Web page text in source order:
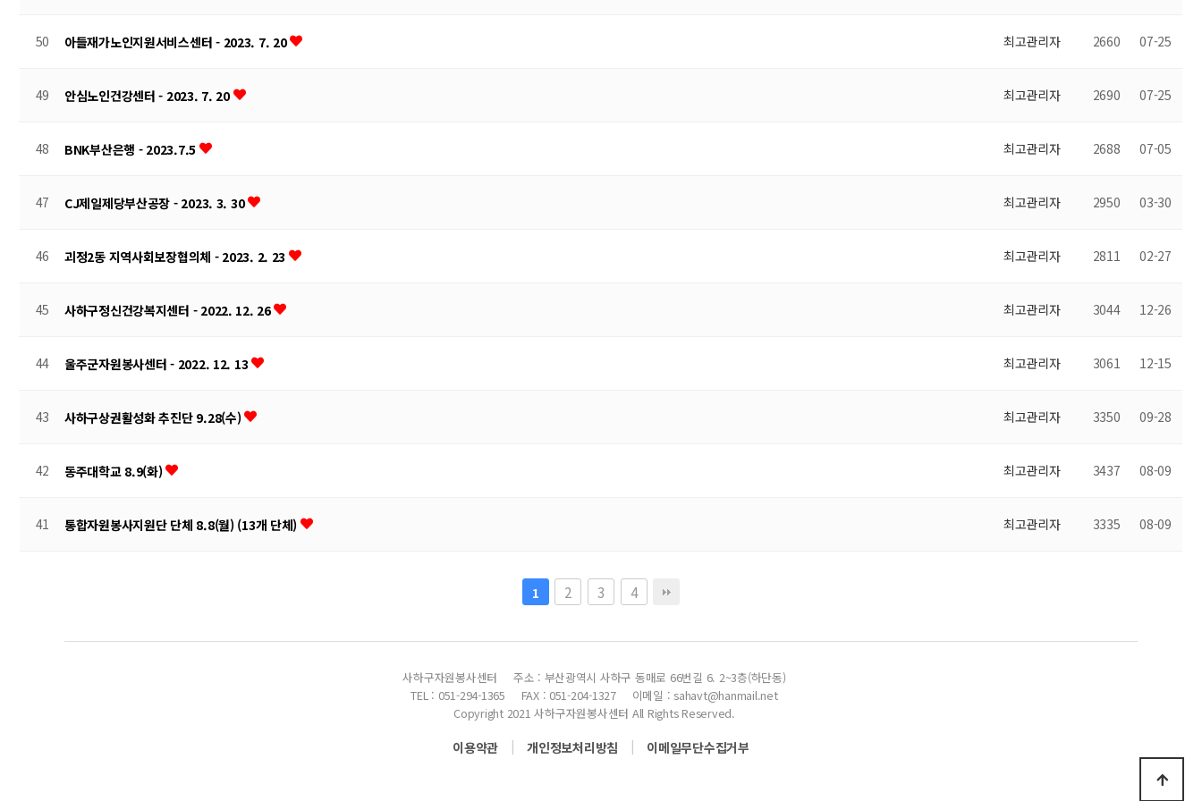
50 아들재가노인지원서비스센터 - 2023. 7. 20 최고관리자 2660 07-25
49 안심노인건강센터 - 2023. 7. 20 최고관리자 2690 07-25
48 BNK부산은행 - 2023.7.5 최고관리자 2688 07-05
47 CJ제일제당부산공장 - 2023. 3. 30 최고관리자 2950 03-30
46 괴정2동 지역사회보장협의체 - 2023. 2. 23 최고관리자 2811 02-27
45 사하구정신건강복지센터 - 2022. 12. 26 최고관리자 3044 12-26
44 울주군자원봉사센터 - 2022. 12. 13 최고관리자 3061 12-15
43 사하구상권활성화 추진단 9.28(수) 최고관리자 3350 09-28
42 동주대학교 8.9(화) 최고관리자 3437 08-09
41 통합자원봉사지원단 단체 8.8(월) (13개 단체) 최고관리자 3335 08-09
1 2 3 4
사하구자원봉사센터
주소 : 부산광역시 사하구 동매로 66번길 6. 2~3층(하단동)
TEL : 051-294-1365
FAX : 051-204-1327
이메일 : sahavt@hanmail.net
Copyright 2021 사하구자원봉사센터 All Rights Reserved.
이용약관 | 개인정보처리방침 | 이메일무단수집거부